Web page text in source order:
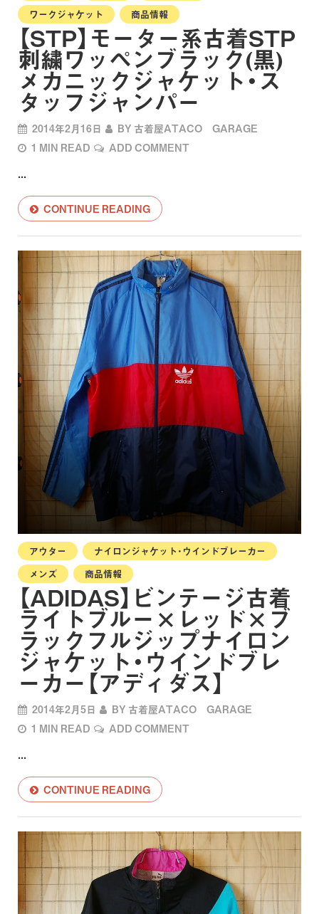
ワークジャケット 商品情報
【STP】モーター系古着STP
刺繍ワッペンブラック(黒)
メカニックジャケット・ス
タッフジャンパー
2014年2月16日 BY 古着屋ATACO GARAGE
1 MIN READ
ADD COMMENT
...
CONTINUE READING
アウター
ナイロンジャケット・ウインドブレーカー
メンズ
商品情報
【ADIDAS】ビンテージ古着
ライトブルー×レッド×ブ
ラックフルジップナイロン
ジャケット・ウインドブレ
ーカー【アディダス】
2014年2月5日 BY 古着屋ATACO GARAGE
1 MIN READ
ADD COMMENT
...
CONTINUE READING